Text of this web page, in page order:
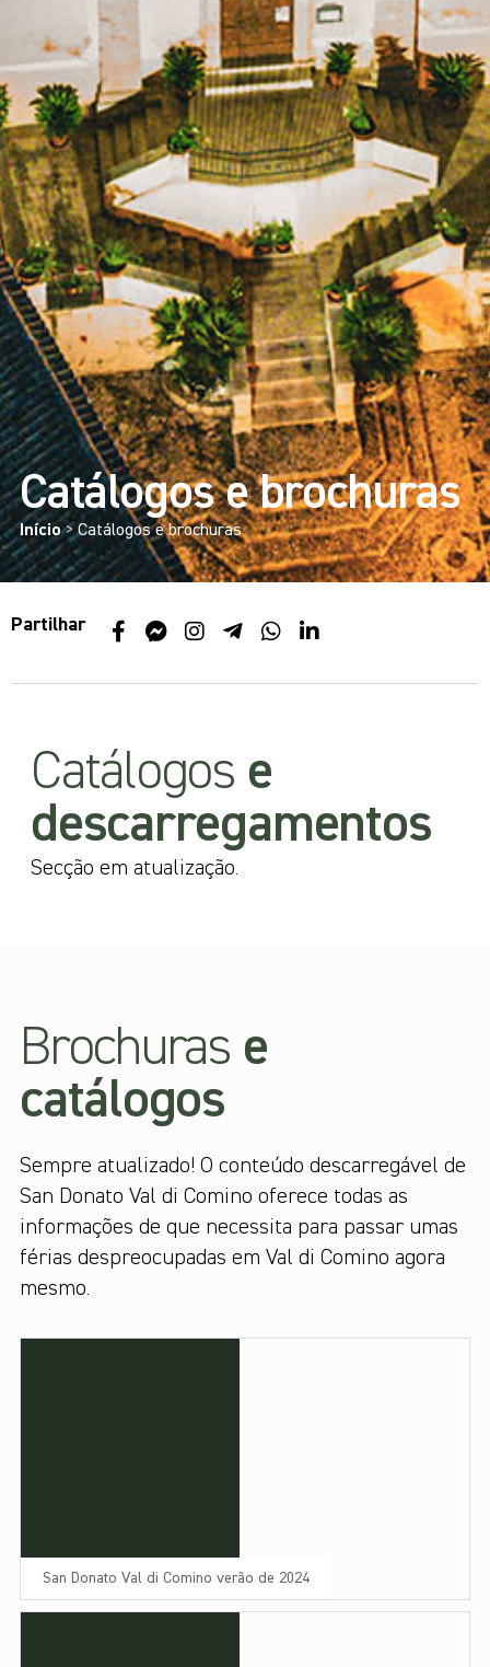
Catálogos e brochuras
Início>Catálogos e brochuras
Partilhar
Catálogos e
descarregamentos
Secção em atualização.
Brochuras e
catálogos
Sempre atualizado! O conteúdo descarregável de
San Donato Val di Comino oferece todas as
informações de que necessita para passar umas
férias despreocupadas em Val di Comino agora
mesmo.
San Donato Val di Comino verão de 2024